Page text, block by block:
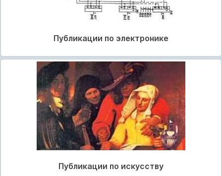
Публикации по электронике
Публикации по искусству